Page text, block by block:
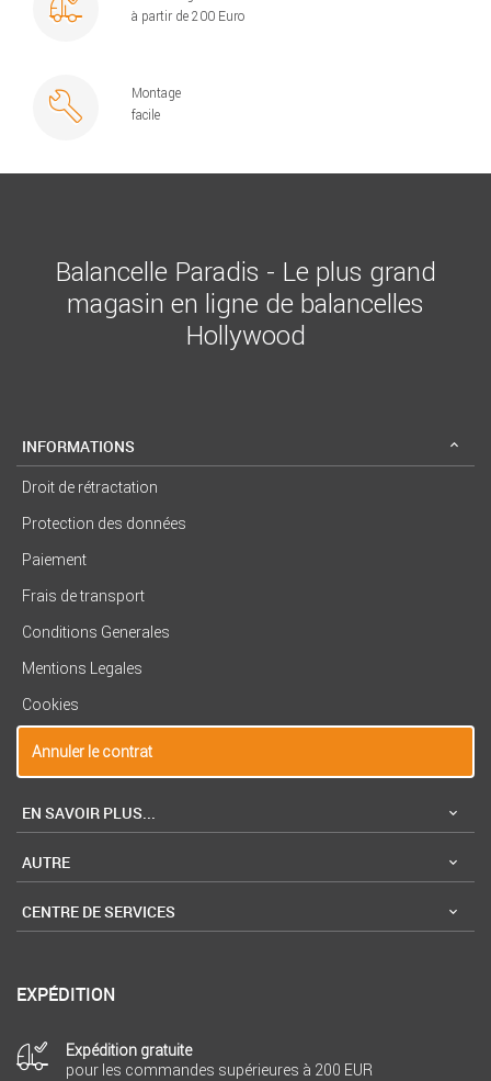
à partir de 200 Euro
Montage
facile
Balancelle Paradis - Le plus grand
magasin en ligne de balancelles
Hollywood
INFORMATIONS
Droit de rétractation
Protection des données
Paiement
Frais de transport
Conditions Generales
Mentions Legales
Cookies
Annuler le contrat
EN SAVOIR PLUS...
AUTRE
CENTRE DE SERVICES
EXPÉDITION
Expédition gratuite
pour les commandes supérieures à 200 EUR